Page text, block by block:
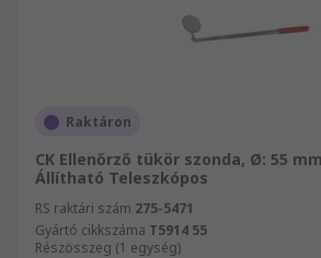
Raktáron
CK Ellenőrző tükör szonda, Ø: 55
Állítható Teleszkópos
RS raktári szám 275-5471
Gyártó cikkszáma T5914 55
Részösszeg (1 egység)